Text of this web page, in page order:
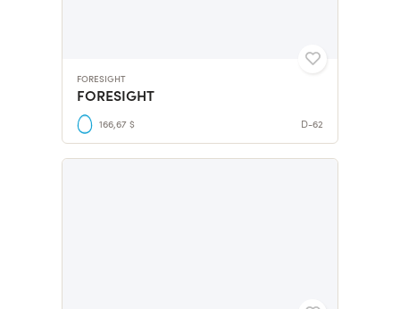
FORESIGHT
FORESIGHT
166,67 $ D-62